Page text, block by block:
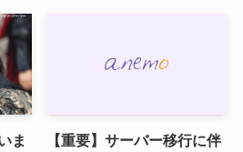
ま
【重要】サーバー移行に伴